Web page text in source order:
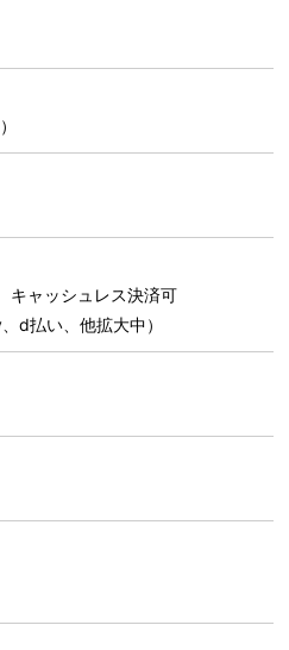
キャッシュレス決済可
d払い、他拡大中）